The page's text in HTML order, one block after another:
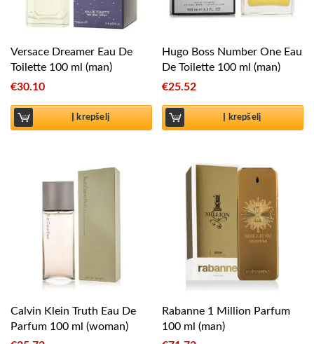
Versace Dreamer Eau De
Toilette 100 ml (man)
€30.10
Į krepšelį
Hugo Boss Number One Eau
De Toilette 100 ml (man)
€25.52
Į krepšelį
Calvin Klein Truth Eau De
Parfum 100 ml (woman)
Rabanne 1 Million Parfum
100 ml (man)